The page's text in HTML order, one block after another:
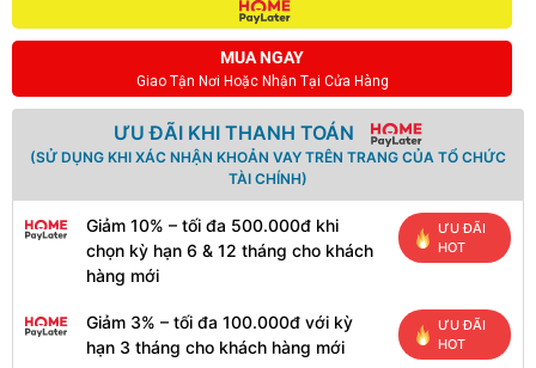
MUA NGAY
Giao Tận Nơi Hoặc Nhận Tại Cửa Hàng
ƯU ĐÃI KHI THANH TOÁN
(SỬ DỤNG KHI XÁC NHẬN KHOẢN VAY TRÊN TRANG CỦA TỔ CHỨC
TÀI CHÍNH)
Giảm 10% – tối đa 500.000đ khi
chọn kỳ hạn 6 & 12 tháng cho khách
hàng mới
ƯU ĐÃI
HOT
Giảm 3% – tối đa 100.000đ với kỳ
hạn 3 tháng cho khách hàng mới
ƯU ĐÃI
HOT